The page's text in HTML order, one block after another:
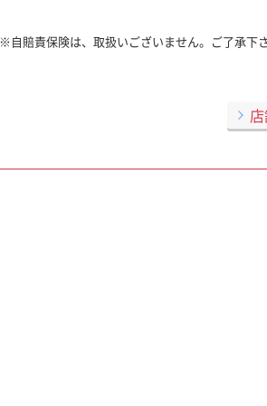
※自賠責保険は、取扱いございません。ご了承下さ